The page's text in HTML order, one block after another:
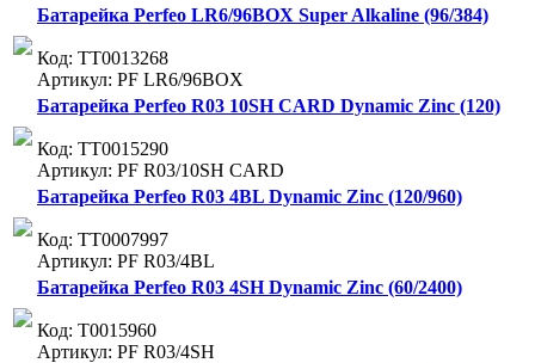
Батарейка Perfeo LR6/96BOX Super Alkaline (96/384)
Код: ТТ0013268
Артикул: PF LR6/96BOX
Батарейка Perfeo R03 10SH CARD Dynamic Zinc (120)
Код: ТТ0015290
Артикул: PF R03/10SH CARD
Батарейка Perfeo R03 4BL Dynamic Zinc (120/960)
Код: ТТ0007997
Артикул: PF R03/4BL
Батарейка Perfeo R03 4SH Dynamic Zinc (60/2400)
Код: Т0015960
Артикул: PF R03/4SH